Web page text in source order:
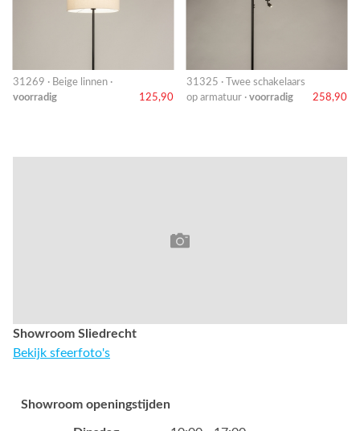
31269 · Beige linnen ·
voorradig
125,90
31325 · Twee schakelaars
op armatuur · voorradig 258,90
Showroom Sliedrecht
Bekijk sfeerfoto's
Showroom openingstijden